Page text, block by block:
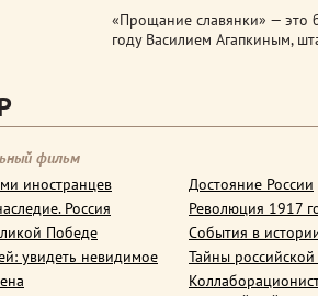
«Прощание славянки» — это
году Василием Агапкиным,
фильм
иностранцев
Россия
Победе
увидеть невидимое
Достояние России
Революция 1917
События в
Тайны